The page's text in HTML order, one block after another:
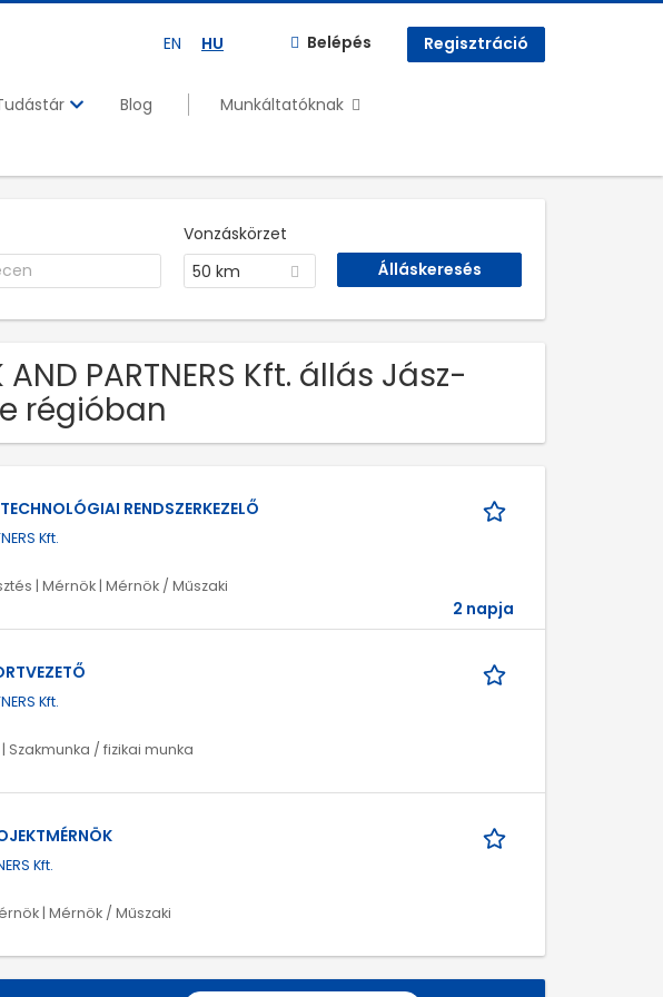
EN HU Belépés Regisztráció
Blog
Munkáltatóknak
Vonzáskörzet
50 km
PARTNERS Kft. állás Jász-
régióban
RENDSZERKEZELŐ
Kft.
| Mérnök | Mérnök / Műszaki
2 napja
Kft.
Szakmunka / fizikai munka
Kft.
| Mérnök / Műszaki